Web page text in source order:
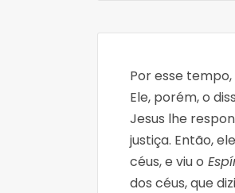
Por esse
Ele, porém, o
Jesus lhe
justiça. Então,
céus, e viu o
dos céus, que